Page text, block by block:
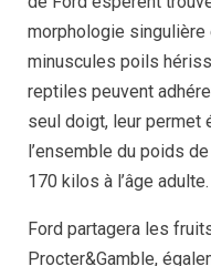
morphologie
minuscules poils
reptiles peuvent
seul doigt, leur permet
l’ensemble du poids
170 kilos à l’âge adulte.
Ford partagera les
Procter&Gamble,